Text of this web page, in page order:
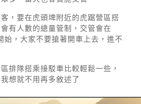
，要在虎頭埤附近的虎踞營區搭
有人數的總量管制，交管會在
，大家不要搶著開車上去，進不
排隊搭乘接駁車比較輕鬆一些，
想就不用再多敘述了